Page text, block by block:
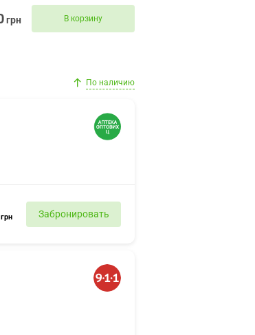
грн В корзину
По наличию
грн Забронировать